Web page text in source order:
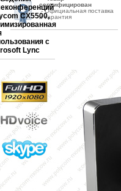
сертифицирован
- Официальная поставка
и гарантия
CX5500,
с
Lync